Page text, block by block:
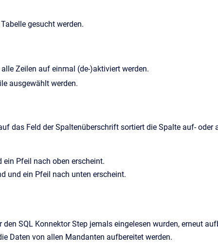
gesucht werden.
Zeilen auf einmal (de-)aktiviert werden.
ausgewählt werden.
das Feld der Spaltenüberschrift sortiert die Spalte auf- oder
Pfeil nach oben erscheint.
und ein Pfeil nach unten erscheint.
SQL Konnektor Step jemals eingelesen wurden, erneut
Daten von allen Mandanten aufbereitet werden.